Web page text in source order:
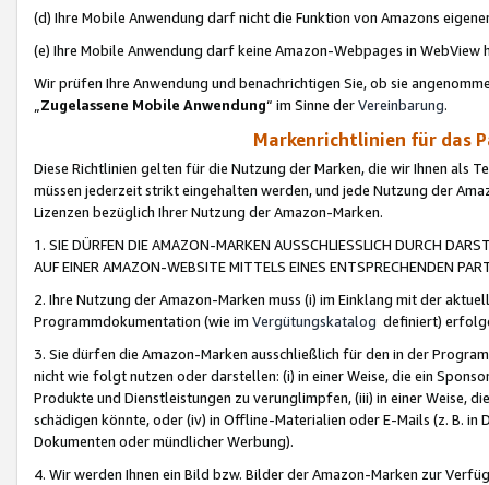
(d) Ihre Mobile Anwendung darf nicht die Funktion von Amazons
(e) Ihre Mobile Anwendung darf keine Amazon-Webpages in WebView
Wir prüfen Ihre Anwendung und benachrichtigen Sie, ob sie
„Zugelassene Mobile Anwendung“ im Sinne derVereinbarung.
Markenrichtlinien für das
Diese Richtlinien gelten für die Nutzung der Marken, die wir Ihnen als
müssen jederzeit strikt eingehalten werden, und jede Nutzung der
Lizenzen bezüglich Ihrer Nutzung der Amazon-Marken.
1. SIE DÜRFEN DIE AMAZON-MARKEN AUSSCHLIESSLICH DURCH
AUF EINER AMAZON-WEBSITE MITTELS EINES ENTSPRECHENDEN
2. Ihre Nutzung der Amazon-Marken muss (i) im Einklang mit der
Programmdokumentation (wie im Vergütungskatalog definiert)
3. Sie dürfen die Amazon-Marken ausschließlich für den in der
nicht wie folgt nutzen oder darstellen: (i) in einer Weise, die ein
Produkte und Dienstleistungen zu verunglimpfen, (iii) in einer Weise,
schädigen könnte, oder (iv) in Offline-Materialien oder E-Mails (z. B. in
Dokumenten oder mündlicher Werbung).
4. Wir werden Ihnen ein Bild bzw. Bilder der Amazon-Marken zur